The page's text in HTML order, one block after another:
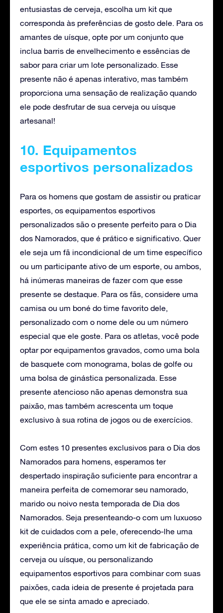
entusiastas de cerveja, escolha um kit que
corresponda às preferências de gosto dele. Para os
amantes de uísque, opte por um conjunto que
inclua barris de envelhecimento e essências de
sabor para criar um lote personalizado. Esse
presente não é apenas interativo, mas também
proporciona uma sensação de realização quando
ele pode desfrutar de sua cerveja ou uísque
artesanal!
10. Equipamentos
esportivos personalizados
Para os homens que gostam de assistir ou praticar
esportes, os equipamentos esportivos
personalizados são o presente perfeito para o Dia
dos Namorados, que é prático e significativo. Quer
ele seja um fã incondicional de um time específico
ou um participante ativo de um esporte, ou ambos,
há inúmeras maneiras de fazer com que esse
presente se destaque. Para os fãs, considere uma
camisa ou um boné do time favorito dele,
personalizado com o nome dele ou um número
especial que ele goste. Para os atletas, você pode
optar por equipamentos gravados, como uma bola
de basquete com monograma, bolas de golfe ou
uma bolsa de ginástica personalizada. Esse
presente atencioso não apenas demonstra sua
paixão, mas também acrescenta um toque
exclusivo à sua rotina de jogos ou de exercícios.
Com estes 10 presentes exclusivos para o Dia dos
Namorados para homens, esperamos ter
despertado inspiração suficiente para encontrar a
maneira perfeita de comemorar seu namorado,
marido ou noivo nesta temporada de Dia dos
Namorados. Seja presenteando-o com um luxuoso
kit de cuidados com a pele, oferecendo-lhe uma
experiência prática, como um kit de fabricação de
cerveja ou uísque, ou personalizando
equipamentos esportivos para combinar com suas
paixões, cada ideia de presente é projetada para
que ele se sinta amado e apreciado.